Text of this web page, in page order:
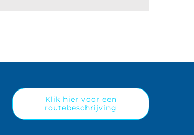
Klik hier voor een
routebeschrijving